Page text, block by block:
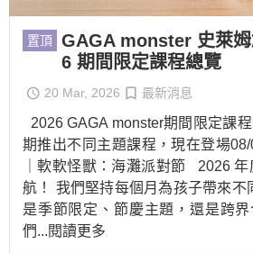
置頂
GAGA monster 史萊
6 期間限定課程總覽
20 Mar, 2026 最新消息
2026 GAGA monster期間限定課
期推出不同主題課程，現在登場
｜軟軟怪獸：海灘派對節 2026
航！ 我們堅持每個月為孩子帶來不
是季節限定、節慶主題，還是跨
們...閱讀更多